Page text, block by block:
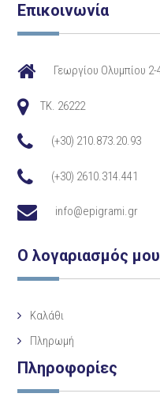
Επικοινωνία
Γεωργίου Ολυμπίου
TK. 26222
(+30) 210.873.20.93
(+30) 2610.314.441
info@epigrami.gr
Ο λογαριασμός μου
Καλάθι
Πληρωμή
Πληροφορίες